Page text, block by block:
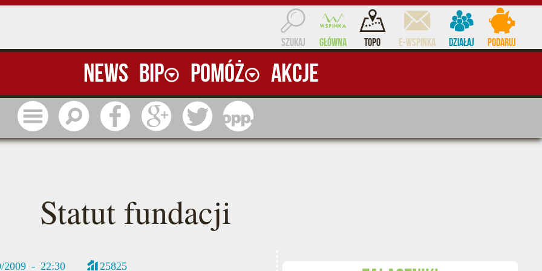
Szukaj Główna Topo e-WSPINKA Działaj Podaruj
News BIP Pomóż Akcje
Menu Szukaj Facebook Google Twitter
Statut fundacji
2009 - 22:30 25825